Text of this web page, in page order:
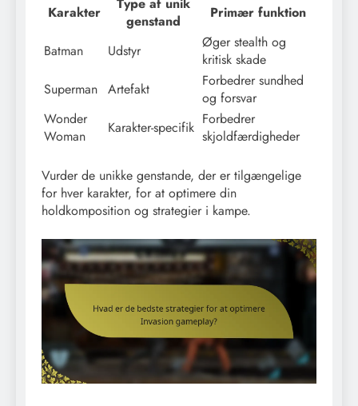
Karakter
genstand
Primær funktion
Batman Udstyr
Øger stealth og
kritisk skade
Superman Artefakt
Forbedrer sundhed
og forsvar
Wonder
Woman
Karakter-specifik Forbedrer
skjoldfærdigheder
Vurder de unikke genstande, der er tilgængelige
for hver karakter, for at optimere din
holdkomposition og strategier i kampe.